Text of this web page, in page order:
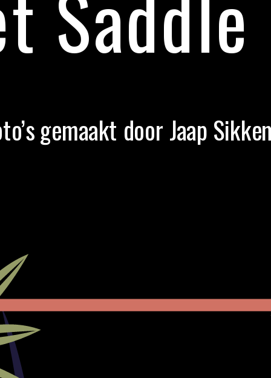
gemaakt door Jaap